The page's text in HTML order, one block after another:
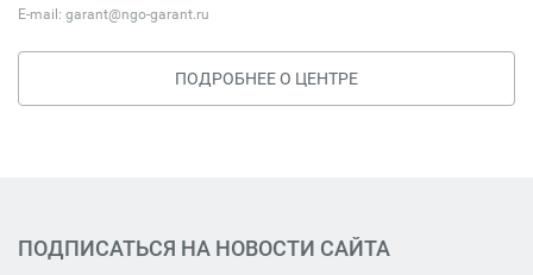
E-mail: garant@ngo-garant.ru
ПОДРОБНЕЕ О ЦЕНТРЕ
ПОДПИСАТЬСЯ НА НОВОСТИ САЙТА